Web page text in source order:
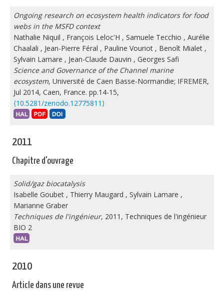
Ongoing research on ecosystem health indicators for food
webs in the MSFD context
Nathalie Niquil , François Leloc'H , Samuele Tecchio , Aurélie
Chaalali , Jean-Pierre Féral , Pauline Vouriot , Benoît Mialet ,
Sylvain Lamare , Jean-Claude Dauvin , Georges Safi
Science and Governance of the Channel marine
ecosystem, Université de Caen Basse-Normandie; IFREMER,
Jul 2014, Caen, France. pp.14-15,
⟨10.5281/zenodo.12775811⟩
2011
Chapitre d'ouvrage
Solid/gaz biocatalysis
Isabelle Goubet , Thierry Maugard , Sylvain Lamare ,
Marianne Graber
Techniques de l'ingénieur, 2011, Techniques de l'ingénieur
BIO 2
2010
Article dans une revue